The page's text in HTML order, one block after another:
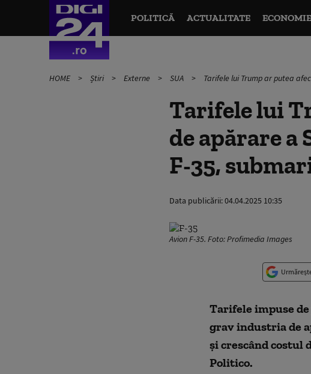
POLITICĂ ACTUALITATE ECONOMIE
HOME Știri Externe SUA Tarifele lui Trump ar putea
Tarifele lui
de apărare a
F-35,
Data publicării:04.04.2025 10:35
Avion F-35. Foto: Profimedia Images
Tarifele impuse
grav industria de
și crescând costul
Politico.